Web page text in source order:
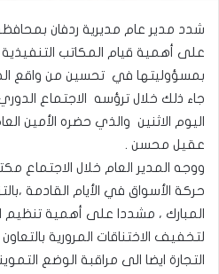
شدد مدير عام مديرية ردفان
على أهمية قيام المكاتب التنفيذية
بمسؤوليتها في تحسين من واقع
جاء ذلك خلال ترؤسه الاجتماع
اليوم الاثنين والذي حضره الأمين
عقيل محسن .
ووجه المدير العام خلال الاجتماع
حركة الأسواق في الأيام القادمة
المبارك ، مشددا على أهمية تنظيم
لتخفيف الاختناقات المرورية
التجارة ايضا الى مراقبة الوضع